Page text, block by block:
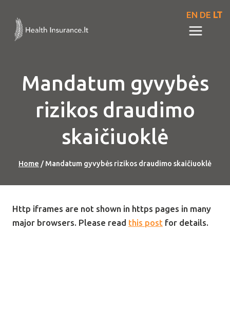
content
Mandatum gyvybės
rizikos draudimo
skaičiuoklė
Home / Mandatum gyvybės rizikos draudimo skaičiuoklė
Http iframes are not shown in https pages in many
major browsers. Please read this post for details.
EN DE LT